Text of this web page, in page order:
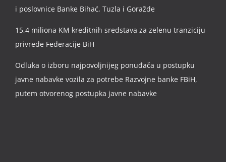
i poslovnice Banke Bihać, Tuzla i Goražde
15,4 miliona KM kreditnih sredstava za zelenu tranziciju
privrede Federacije BiH
Odluka o izboru najpovoljnijeg ponuđača u postupku
javne nabavke vozila za potrebe Razvojne banke FBiH,
putem otvorenog postupka javne nabavke